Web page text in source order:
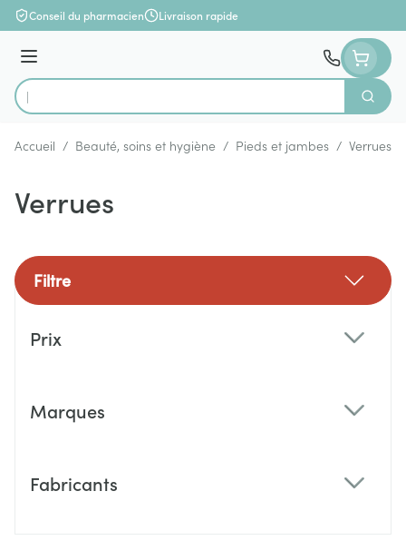
Aller au contenu
Conseil du pharmacien Livraison rapide
Menu
Rechercher
Accueil / Beauté, soins et hygiène / Pieds et jambes / Verrues
Verrues
Filtre
Prix
Marques
Fabricants